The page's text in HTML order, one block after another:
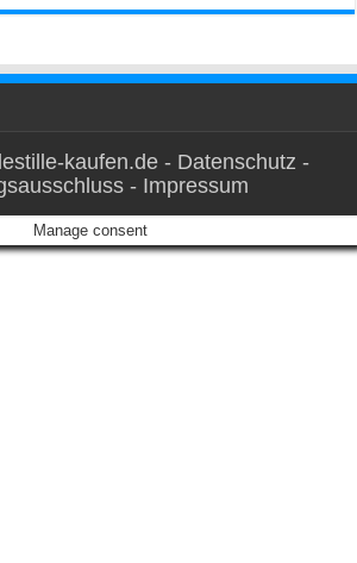
kaufen.de - Datenschutz -
- Impressum
Manage consent